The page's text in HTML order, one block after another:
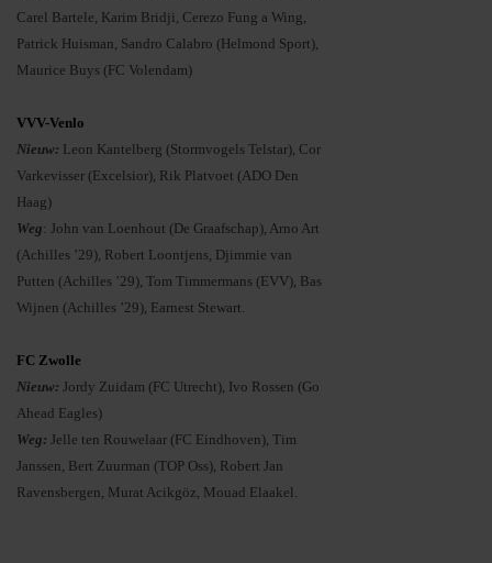
Carel Bartele, Karim Bridji, Cerezo Fung a Wing,
Patrick Huisman, Sandro Calabro (Helmond Sport),
Maurice Buys (FC Volendam)
VVV-Venlo
Nieuw: Leon Kantelberg (Stormvogels Telstar), Cor
Varkevisser (Excelsior), Rik Platvoet (ADO Den
Haag)
Weg: John van Loenhout (De Graafschap), Arno Art
(Achilles ’29), Robert Loontjens, Djimmie van
Putten (Achilles ’29), Tom Timmermans (EVV), Bas
Wijnen (Achilles ’29), Earnest Stewart.
FC Zwolle
Nieuw: Jordy Zuidam (FC Utrecht), Ivo Rossen (Go
Ahead Eagles)
Weg: Jelle ten Rouwelaar (FC Eindhoven), Tim
Janssen, Bert Zuurman (TOP Oss), Robert Jan
Ravensbergen, Murat Acikgöz, Mouad Elaakel.